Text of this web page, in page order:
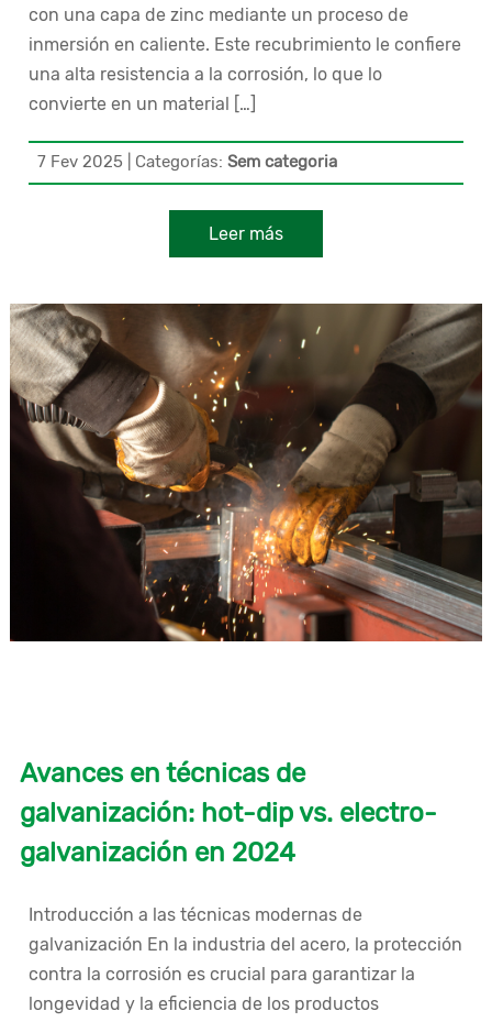
con una capa de zinc mediante un proceso de
inmersión en caliente. Este recubrimiento le confiere
una alta resistencia a la corrosión, lo que lo
convierte en un material […]
7 Fev 2025 Categorías: Sem categoria
Leer más
Avances en técnicas de
galvanización: hot-dip vs. electro-
galvanización en 2024
Introducción a las técnicas modernas de
galvanización En la industria del acero, la protección
contra la corrosión es crucial para garantizar la
longevidad y la eficiencia de los productos